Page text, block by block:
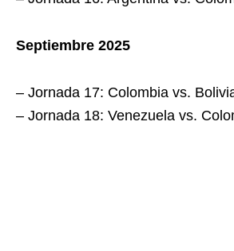
Septiembre 2025
– Jornada 17: Colombia vs.
– Jornada 18: Venezuela vs.